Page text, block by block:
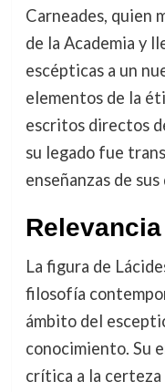
Carneades, quien
de la Academia y
escépticas a un
elementos de la
escritos directos
su legado fue
enseñanzas de
La figura de
filosofía
ámbito del
conocimiento. Su
crítica a la certeza